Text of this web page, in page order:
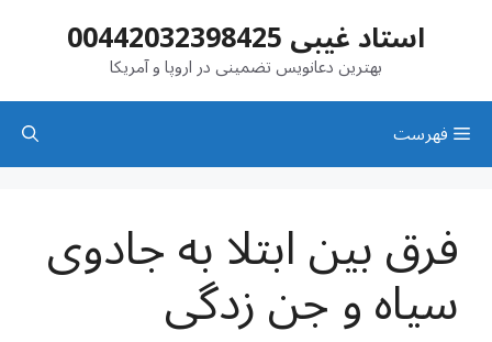
استاد غیبی 00442032398425
بهترین دعانویس تضمینی در اروپا و آمریکا
فهرست
فرق بین ابتلا به جادوی
سیاه و جن زدگی